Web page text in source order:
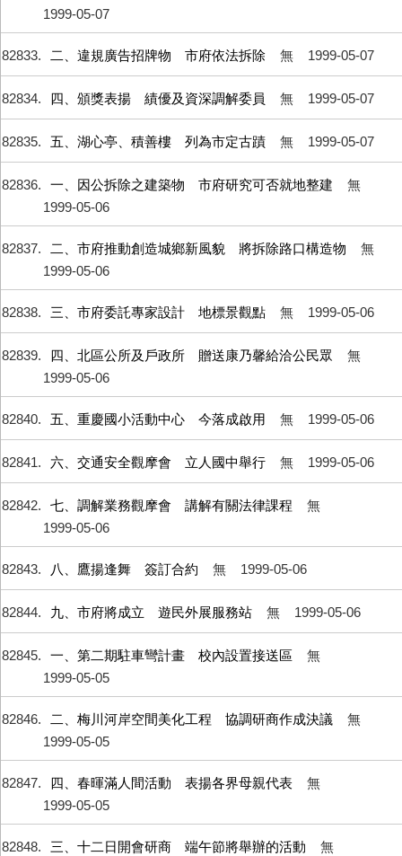
1999-05-07
82833 二、違規廣告招牌物 市府依法拆除 無 1999-05-07
82834 四、頒獎表揚 績優及資深調解委員 無 1999-05-07
82835 五、湖心亭、積善樓 列為市定古蹟 無 1999-05-07
82836 一、因公拆除之建築物 市府研究可否就地整建
無
1999-05-06
82837 二、市府推動創造城鄉新風貌 將拆除路口構造物
無
1999-05-06
82838 三、市府委託專家設計 地標景觀點 無 1999-05-06
82839 四、北區公所及戶政所 贈送康乃馨給洽公民眾
無
1999-05-06
82840 五、重慶國小活動中心 今落成啟用 無 1999-05-06
82841 六、交通安全觀摩會 立人國中舉行 無 1999-05-06
82842 七、調解業務觀摩會 講解有關法律課程
無
1999-05-06
82843 八、鷹揚逢舞 簽訂合約 無 1999-05-06
82844 九、市府將成立 遊民外展服務站 無 1999-05-06
82845 一、第二期駐車彎計畫 校內設置接送區
無
1999-05-05
82846 二、梅川河岸空間美化工程 協調研商作成決議
無
1999-05-05
82847 四、春暉滿人間活動 表揚各界母親代表
無
1999-05-05
82848 三、十二日開會研商 端午節將舉辦的活動
無